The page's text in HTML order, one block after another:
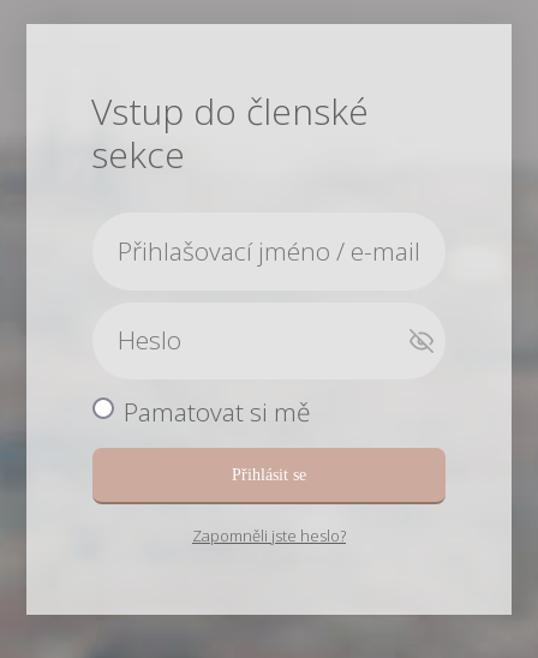
Vstup do členské
sekce
Pamatovat si mě
Přihlásit se
Zapomněli jste heslo?